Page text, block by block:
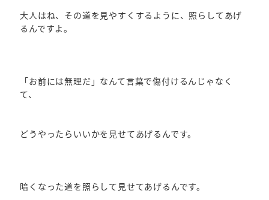
大人はね、その道を見やすくするように、照らしてあげ
るんですよ。
「お前には無理だ」なんて言葉で傷付けるんじゃなく
て、
どうやったらいいかを見せてあげるんです。
暗くなった道を照らして見せてあげるんです。